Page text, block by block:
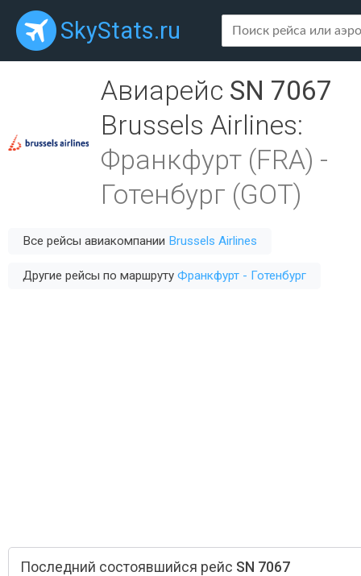
SkyStats.ru
Авиарейс SN 7067
Brussels Airlines:
Франкфурт (FRA) -
Готенбург (GOT)
Все рейсы авиакомпании Brussels Airlines
Другие рейсы по маршруту Франкфурт - Готенбург
Последний состоявшийся рейс SN 7067